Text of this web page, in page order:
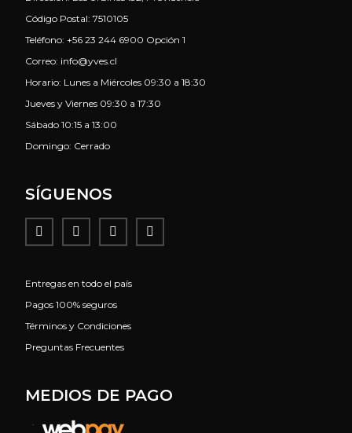
Código Postal: 7510105
Teléfono: +56 23 244 6900 Opción 1
Correo: info@yves.cl
Horario: Lunes a Miércoles 09:30 a 18:30
Jueves y Viernes 09:30 a 17:30
Sábado 10:15 a 13:00
Domingo: Cerrado
SÍGUENOS
Entregas en todo el país
Pagos 100% seguros
Términos y Condiciones
Preguntas Frecuentes
MEDIOS DE PAGO